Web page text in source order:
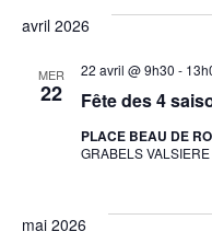
une
avril 2026
MER
22 Fête des 4
22 avril @ 9h30 -
PLACE BEAU DE
GRABELS VALSIERE
mai 2026